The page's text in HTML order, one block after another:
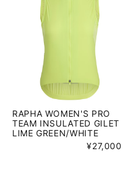
RAPHA WOMEN'S PRO
TEAM INSULATED GILET
LIME GREEN/WHITE
¥27,000